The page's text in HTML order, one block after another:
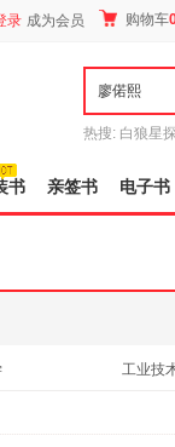
录 成为会员 购物车
热搜: 白狼星
书 亲签书 电子书
工业技